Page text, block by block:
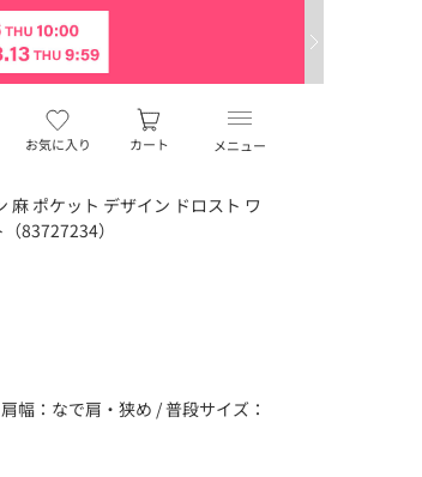
メニュー
お気に入り カート
麻 ポケット デザイン ドロスト ワ
83727234）
幅：なで肩・狭め / 普段サイズ：